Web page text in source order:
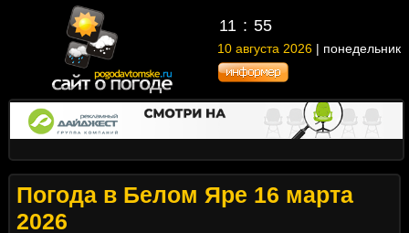
11 : 55
10 августа 2026 | понедельник
Погода в Белом Яре 16 марта
2026